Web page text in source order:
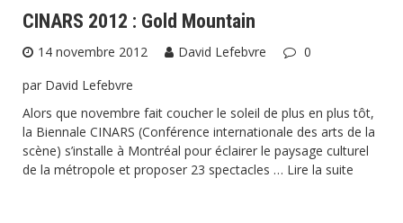
CINARS 2012 : Gold Mountain
14 novembre 2012 David Lefebvre
0
par David Lefebvre
Alors que novembre fait coucher le soleil de plus en plus tôt,
la Biennale CINARS (Conférence internationale des arts de la
scène) s’installe à Montréal pour éclairer le paysage culturel
de la métropole et proposer 23 spectacles … Lire la suite